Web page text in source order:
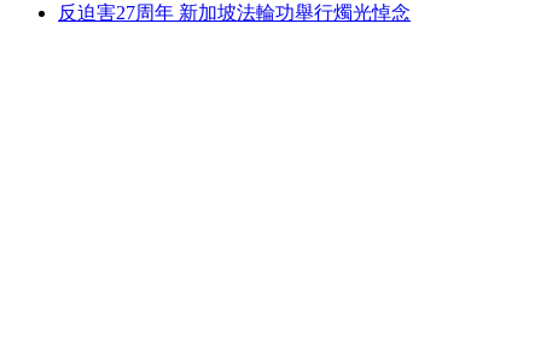
反迫害27周年 新加坡法輪功舉行燭光悼念